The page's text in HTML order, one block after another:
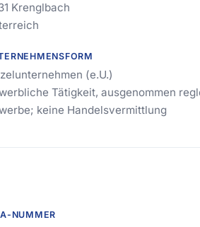
Krenglbach
(e.U.)
Tätigkeit, ausgenommen
keine Handelsvermittlung
NUMMER